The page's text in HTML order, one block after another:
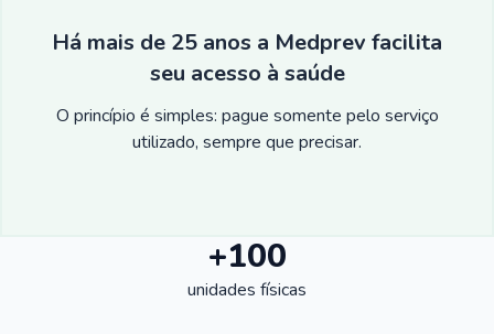
Há mais de 25 anos a Medprev facilita
seu acesso à saúde
O princípio é simples: pague somente pelo serviço
utilizado, sempre que precisar.
+100
unidades físicas